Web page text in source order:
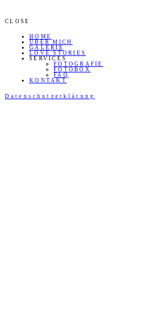
CLOSE
HOME
ÜBER MICH
GALERIE
LOVE STORIES
SERVICES
FOTOGRAFIE
FOTOBOX
FAQ
KONTAKT
Datenschutzerklärung